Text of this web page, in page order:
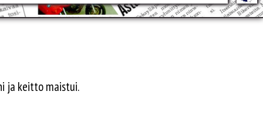
ja keitto maistui.